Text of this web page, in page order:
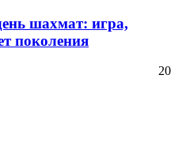
шахмат: игра,
поколения
20